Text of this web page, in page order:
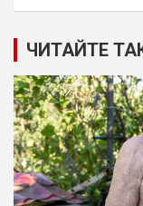
ЧИТАЙТЕ